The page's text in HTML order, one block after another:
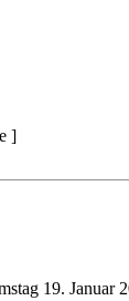
]
19. Januar